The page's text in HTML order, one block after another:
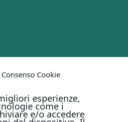
Cookie
esperienze,
come i
e/o accedere
CON